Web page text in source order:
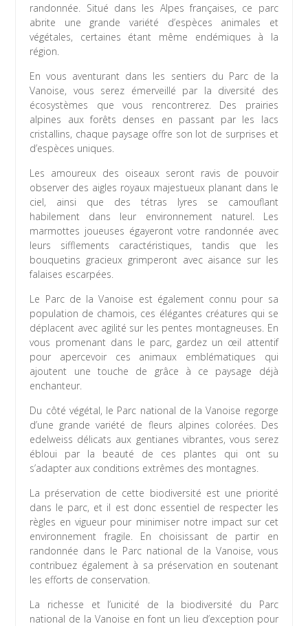
randonnée. Situé dans les Alpes françaises, ce parc
abrite une grande variété d’espèces animales et
végétales, certaines étant même endémiques à la
région.
En vous aventurant dans les sentiers du Parc de la
Vanoise, vous serez émerveillé par la diversité des
écosystèmes que vous rencontrerez. Des prairies
alpines aux forêts denses en passant par les lacs
cristallins, chaque paysage offre son lot de surprises et
d’espèces uniques.
Les amoureux des oiseaux seront ravis de pouvoir
observer des aigles royaux majestueux planant dans le
ciel, ainsi que des tétras lyres se camouflant
habilement dans leur environnement naturel. Les
marmottes joueuses égayeront votre randonnée avec
leurs sifflements caractéristiques, tandis que les
bouquetins gracieux grimperont avec aisance sur les
falaises escarpées.
Le Parc de la Vanoise est également connu pour sa
population de chamois, ces élégantes créatures qui se
déplacent avec agilité sur les pentes montagneuses. En
vous promenant dans le parc, gardez un œil attentif
pour apercevoir ces animaux emblématiques qui
ajoutent une touche de grâce à ce paysage déjà
enchanteur.
Du côté végétal, le Parc national de la Vanoise regorge
d’une grande variété de fleurs alpines colorées. Des
edelweiss délicats aux gentianes vibrantes, vous serez
ébloui par la beauté de ces plantes qui ont su
s’adapter aux conditions extrêmes des montagnes.
La préservation de cette biodiversité est une priorité
dans le parc, et il est donc essentiel de respecter les
règles en vigueur pour minimiser notre impact sur cet
environnement fragile. En choisissant de partir en
randonnée dans le Parc national de la Vanoise, vous
contribuez également à sa préservation en soutenant
les efforts de conservation.
La richesse et l’unicité de la biodiversité du Parc
national de la Vanoise en font un lieu d’exception pour